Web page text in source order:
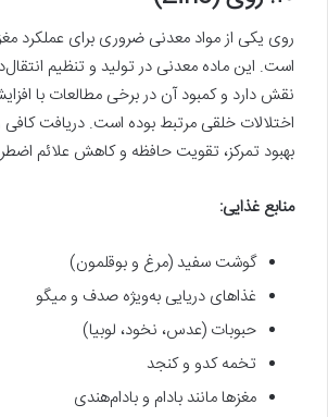
روی یکی از مواد معدنی ضروری برای عملکرد
است. این ماده معدنی در تولید و تنظیم
نقش دارد و کمبود آن در برخی مطالعات با
اختلالات خلقی مرتبط بوده است. دریافت کافی
بهبود تمرکز، تقویت حافظه و کاهش علائم
منابع غذایی:
گوشت سفید (مرغ و بوقلمون)
غذاهای دریایی به‌ویژه صدف و میگو
حبوبات (عدس، نخود، لوبیا)
تخمه کدو و کنجد
مغزها مانند بادام و بادام‌هندی